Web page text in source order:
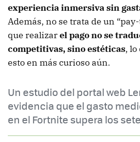
experiencia inmersiva sin
Además, no se trata de un
que realizarel pago no se
competitivas, sino estéticas,
esto en más curioso aún.
Un estudio del portal web
evidencia que el gasto
en el Fortnite supera los